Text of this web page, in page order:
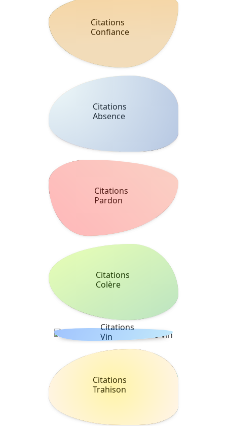
Citations
Confiance
Citations
Absence
Citations
Pardon
Citations
Colère
Citations
Vin
Citations
Trahison